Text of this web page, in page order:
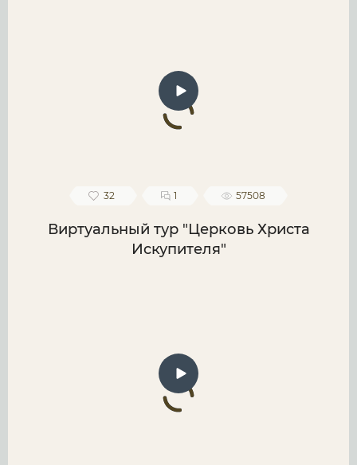
32 1 57508
Виртуальный тур "Церковь Христа
Искупителя"